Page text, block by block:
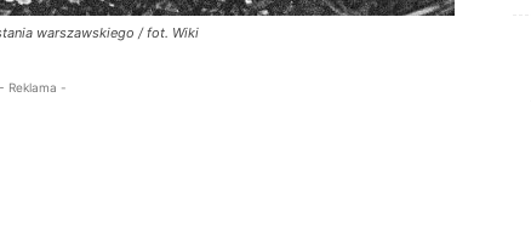
warszawskiego / fot. Wiki
- Reklama -